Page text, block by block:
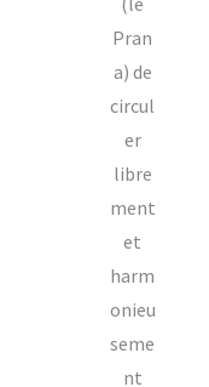
Pran
a) de
circul
er
libre
ment
et
harm
onieu
seme
nt